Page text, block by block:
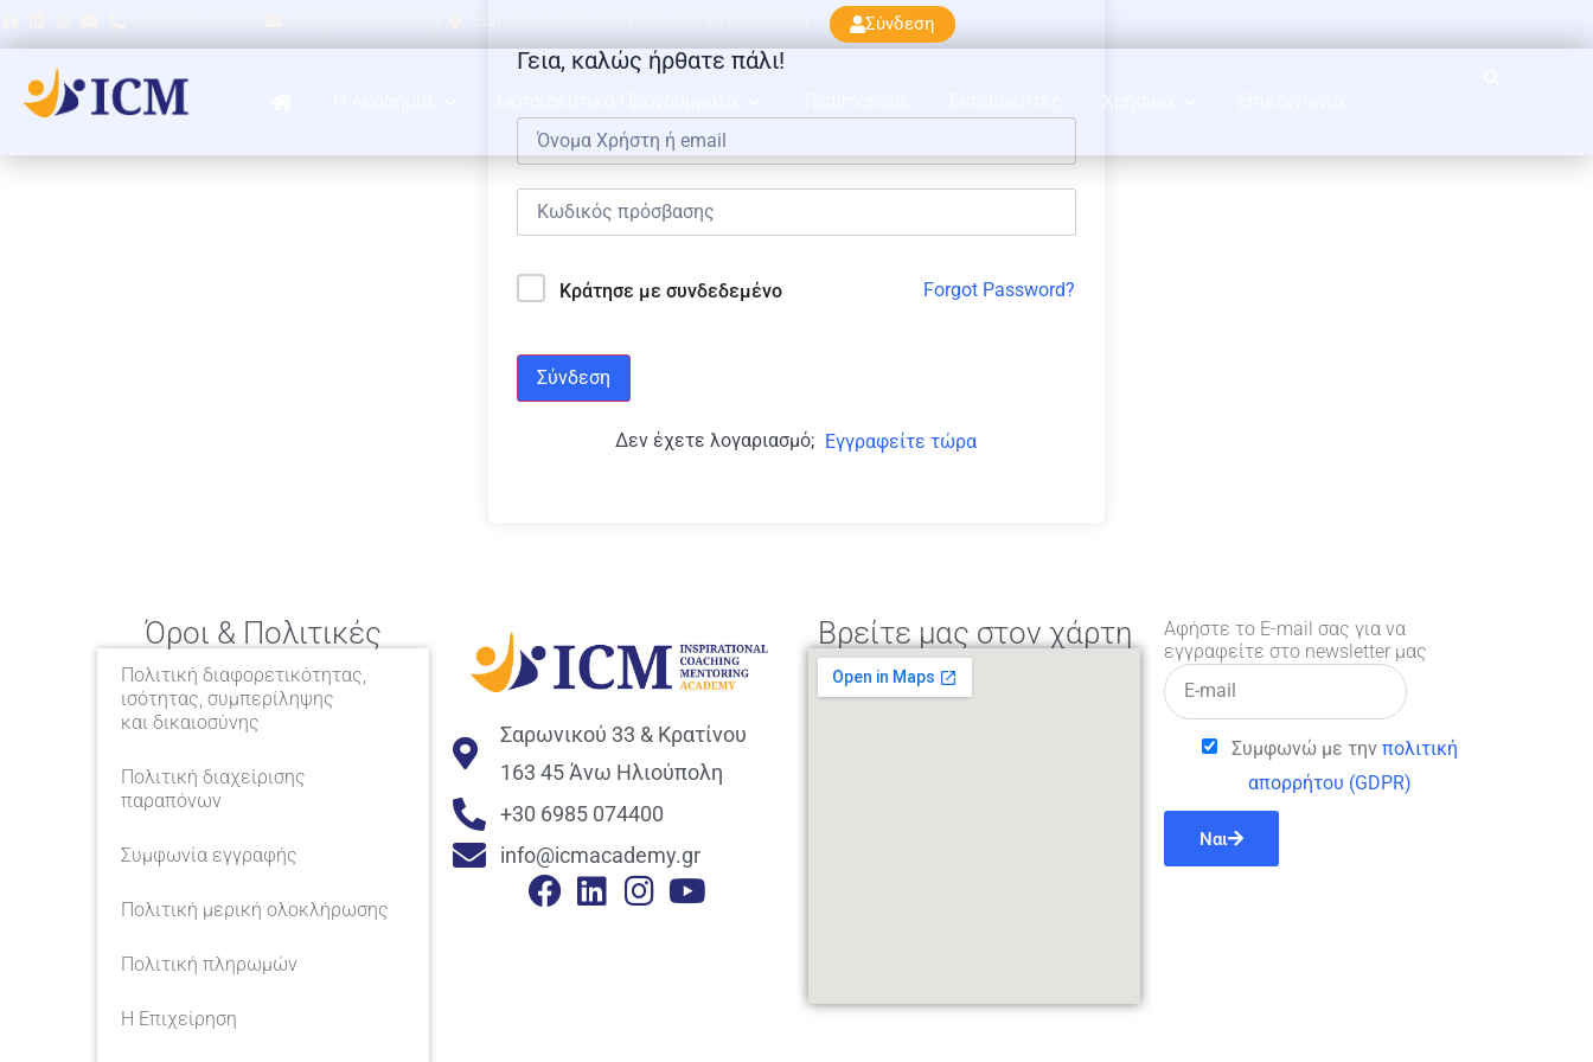
Σύνδεση
Χρήσιμα
Γεια, καλώς ήρθατε πάλι!
Κράτησε με συνδεδεμένο Forgot Password?
Σύνδεση
Δεν έχετε λογαριασμό; Εγγραφείτε τώρα
Όροι & Πολιτικές
Πολιτική διαφορετικότητας,
ισότητας, συμπερίληψης
και δικαιοσύνης
Πολιτική διαχείρισης
παραπόνων
Συμφωνία εγγραφής
Πολιτική μερική ολοκλήρωσης
Πολιτική πληρωμών
Η Επιχείρηση
Σαρωνικού 33 & Κρατίνου
163 45 Άνω Ηλιούπολη
+30 6985 074400
info@icmacademy.gr
Βρείτε μας στον χάρτη
Αφήστε το E-mail σας για να
εγγραφείτε στο newsletter μας
Συμφωνώ με την πολιτική
απορρήτου (GDPR)
Ναι